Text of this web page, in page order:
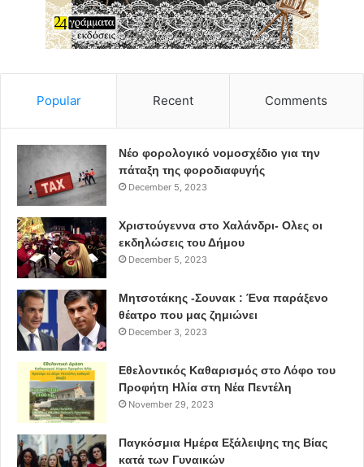
Σύμβουλος
Αντώνης Φειδοπιάστης
Λευτέρης Κοντουλάκος
Κωνσταντάς Σπυρίδων
Γιώργος Κατσικογιάννης
Βασίλης Μπούρας
ΠΗΓΗ: thessi.gr
δια περιφοράς δημοτικοί σύμβουλοι
ΔΣ πεντέλη
Δήμος Πεντέλης
Popular Recent Comments
Νέο φορολογικό νομοσχέδιο για την
πάταξη της φοροδιαφυγής
December 5, 2023
Χριστούγεννα στο Χαλάνδρι- Ολες οι
εκδηλώσεις του Δήμου
December 5, 2023
Μητσοτάκης -Σουνακ : Ένα παράξενο
θέατρο που μας ζημιώνει
December 3, 2023
Εθελοντικός Καθαρισμός στο Λόφο του
Προφήτη Ηλία στη Νέα Πεντέλη
November 29, 2023
Παγκόσμια Ημέρα Εξάλειψης της Βίας
κατά των Γυναικών